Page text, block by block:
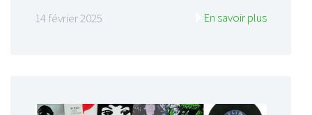
14 février 2025 En savoir plus